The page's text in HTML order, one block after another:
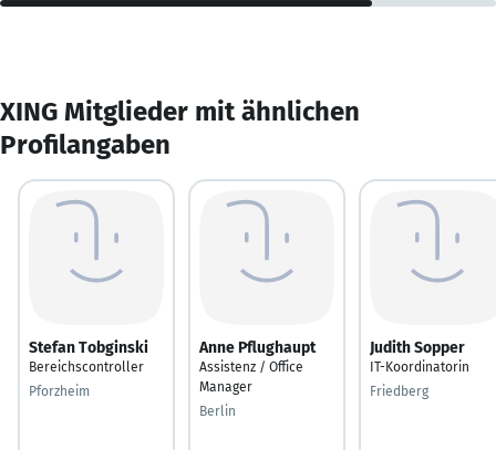
XING Mitglieder mit ähnlichen
Profilangaben
Stefan Tobginski
Bereichscontroller
Pforzheim
Anne Pflughaupt
Assistenz / Office
Manager
Berlin
Judith Sopper
IT-Koordinatorin
Friedberg